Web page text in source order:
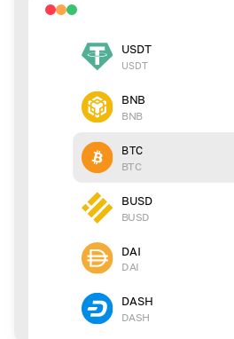
USDT
USDT
BNB
BNB
BTC
BTC
BUSD
BUSD
DAI
DAI
DASH
DASH